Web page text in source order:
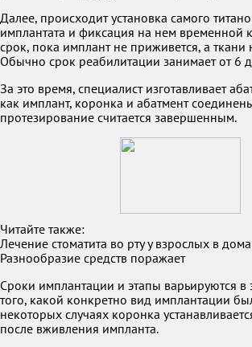
Далее, происходит установка самого
имплантата и фиксация на нем временной
срок, пока имплант не приживется, а ткани
Обычно срок реабилитации занимает от 6
За это время, специалист изготавливает
как имплант, коронка и абатмент
протезирование считается завершенным.
Читайте также:
Лечение стоматита во рту у взрослых в
Разнообразие средств поражает
Сроки имплантации и этапы варьируются в
того, какой конкретно вид имплантации
некоторых случаях коронка
после вживления импланта.